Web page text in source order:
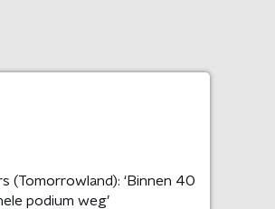
(Tomorrowland): ‘Binnen 40
podium weg’